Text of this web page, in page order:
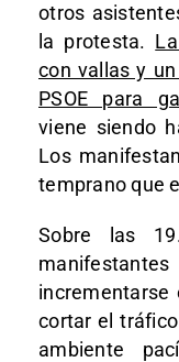
otros
la protesta.
con vallas y
PSOE para
viene siendo
Los
temprano que
Sobre las
incrementarse
cortar el
ambiente